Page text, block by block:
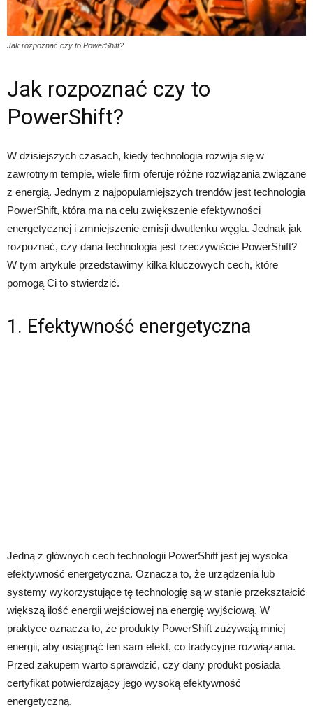
Jak rozpoznać czy to PowerShift?
Jak rozpoznać czy to
PowerShift?
W dzisiejszych czasach, kiedy technologia rozwija się w
zawrotnym tempie, wiele firm oferuje różne rozwiązania związane
z energią. Jednym z najpopularniejszych trendów jest technologia
PowerShift, która ma na celu zwiększenie efektywności
energetycznej i zmniejszenie emisji dwutlenku węgla. Jednak jak
rozpoznać, czy dana technologia jest rzeczywiście PowerShift?
W tym artykule przedstawimy kilka kluczowych cech, które
pomogą Ci to stwierdzić.
1. Efektywność energetyczna
Jedną z głównych cech technologii PowerShift jest jej wysoka
efektywność energetyczna. Oznacza to, że urządzenia lub
systemy wykorzystujące tę technologię są w stanie przekształcić
większą ilość energii wejściowej na energię wyjściową. W
praktyce oznacza to, że produkty PowerShift zużywają mniej
energii, aby osiągnąć ten sam efekt, co tradycyjne rozwiązania.
Przed zakupem warto sprawdzić, czy dany produkt posiada
certyfikat potwierdzający jego wysoką efektywność
energetyczną.